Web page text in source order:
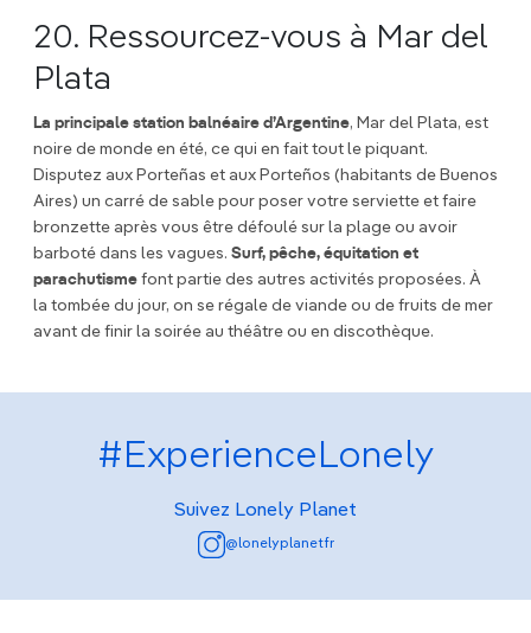
20. Ressourcez-vous à Mar del
Plata
La principale station balnéaire d’Argentine, Mar del Plata, est
noire de monde en été, ce qui en fait tout le piquant.
Disputez aux Porteñas et aux Porteños (habitants de Buenos
Aires) un carré de sable pour poser votre serviette et faire
bronzette après vous être défoulé sur la plage ou avoir
barboté dans les vagues. Surf, pêche, équitation et
parachutisme font partie des autres activités proposées. À
la tombée du jour, on se régale de viande ou de fruits de mer
avant de finir la soirée au théâtre ou en discothèque.
#ExperienceLonely
Suivez Lonely Planet
@lonelyplanetfr